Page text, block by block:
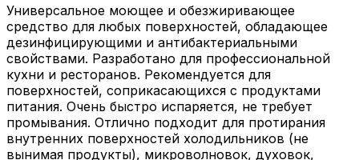
Универсальное моющее и обезжиривающее
средство для любых поверхностей, обладающее
дезинфицирующими и антибактериальными
свойствами. Разработано для профессиональной
кухни и ресторанов. Рекомендуется для
поверхностей, соприкасающихся с продуктами
питания. Очень быстро испаряется, не требует
промывания. Отлично подходит для протирания
внутренних поверхностей холодильников (не
вынимая продукты), микроволновок, духовок,